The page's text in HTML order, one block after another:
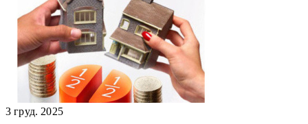
3 груд. 2025